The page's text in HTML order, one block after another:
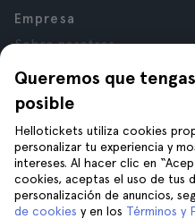
Queremos que
posible
Hellotickets utiliza cookies
personalizar tu experiencia y
intereses. Al hacer clic en
cookies, aceptas el uso de tus
personalización de anuncios,
de cookies y en los Términos y
Empresa
Sobre nosotros
Afiliados
Opiniones
Privacidad
Términos y Condiciones
Aviso Legal
Cookies